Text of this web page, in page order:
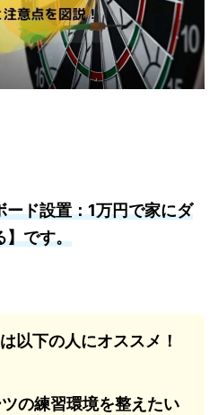
ド設置：1万円で家にダ
】です。
以下の人にオススメ！
の練習環境を整えたい